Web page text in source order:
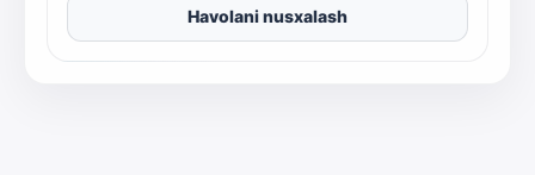
Havolani nusxalash